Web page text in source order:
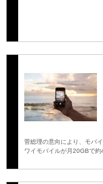
菅総理の意向により、モバ
ワイモバイルが月20GBで約